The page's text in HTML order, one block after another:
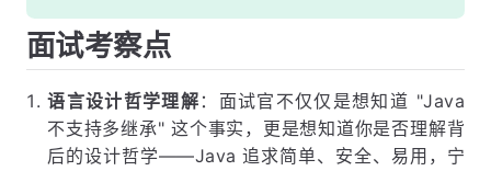
面试考察点
语言设计哲学理解 ：面试官不仅仅是想知道 "Java
不支持多继承" 这个事实，更是想知道你是否理解背
后的设计哲学——Java 追求简单、安全、易用，宁